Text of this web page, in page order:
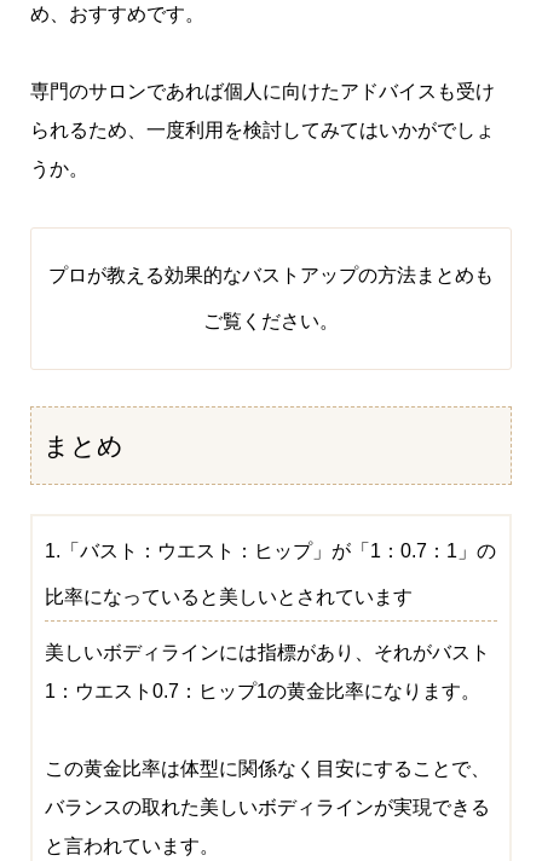
め、おすすめです。
専門のサロンであれば個人に向けたアドバイスも受け
られるため、一度利用を検討してみてはいかがでしょ
うか。
プロが教える効果的なバストアップの方法まとめ も
ご覧ください。
まとめ
1.「バスト：ウエスト：ヒップ」が「1：0.7：1」の
比率になっていると美しいとされています
美しいボディラインには指標があり、それがバスト
1：ウエスト0.7：ヒップ1の黄金比率になります。
この黄金比率は体型に関係なく目安にすることで、
バランスの取れた美しいボディラインが実現できる
と言われています。